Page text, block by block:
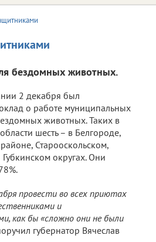
бездомных животных.
2 декабря был
о работе муниципальных
животных. Таких в
шесть – в Белгороде,
Старооскольском,
округах. Они
провести во всех приютах
и
как бы «сложно они не были
губернатор Вячеслав